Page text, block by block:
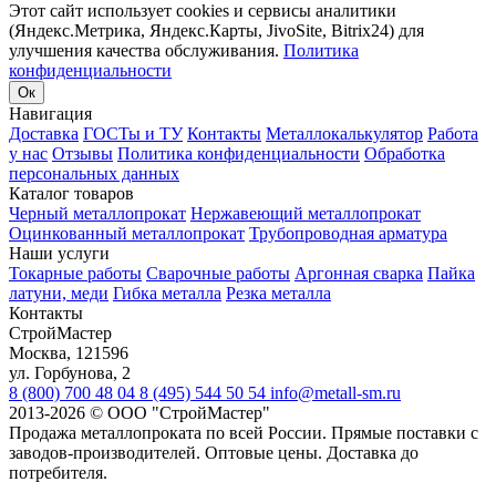
Этот сайт использует cookies и сервисы аналитики
(Яндекс.Метрика, Яндекс.Карты, JivoSite, Bitrix24) для
улучшения качества обслуживания. Политика
конфиденциальности
Ок
Навигация
Доставка ГОСТы и ТУ Контакты Металлокалькулятор Работа
у нас Отзывы Политика конфиденциальности Обработка
персональных данных
Каталог товаров
Черный металлопрокат Нержавеющий металлопрокат
Оцинкованный металлопрокат Трубопроводная арматура
Наши услуги
Токарные работы Сварочные работы Аргонная сварка Пайка
латуни, меди Гибка металла Резка металла
Контакты
СтройМастер
Москва, 121596
ул. Горбунова, 2
8 (800) 700 48 04 8 (495) 544 50 54 info@metall-sm.ru
2013-2026 © ООО "СтройМастер"
Продажа металлопроката по всей России. Прямые поставки с
заводов-производителей. Оптовые цены. Доставка до
потребителя.